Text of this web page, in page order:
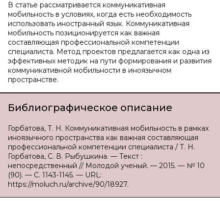
В статье рассматривается коммуникативная
мобильность в условиях, когда есть необходимость
использовать иностранный язык. Коммуникативная
мобильность позиционируется как важная
составляющая профессиональной компетенции
специалиста. Метод проектов предлагается как одна из
эффективных методик на пути формирования и развития
коммуникативной мобильности в иноязычном
пространстве.
Библиографическое описание
Горбатова, Т. Н. Коммуникативная мобильность в рамках
иноязычного пространства как важная составляющая
профессиональной компетенции специалиста / Т. Н.
Горбатова, С. В. Рыбушкина. — Текст :
непосредственный // Молодой ученый. — 2015. — № 10
(90). — С. 1143-1145. — URL:
https://moluch.ru/archive/90/18927.